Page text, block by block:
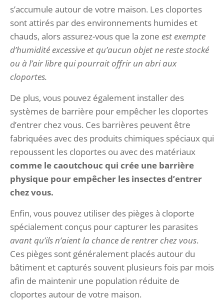
s’accumule autour de votre maison. Les cloportes
sont attirés par des environnements humides et
chauds, alors assurez-vous que la zone est exempte
d’humidité excessive et qu’aucun objet ne reste stocké
ou à l’air libre qui pourrait offrir un abri aux
cloportes.
De plus, vous pouvez également installer des
systèmes de barrière pour empêcher les cloportes
d’entrer chez vous. Ces barrières peuvent être
fabriquées avec des produits chimiques spéciaux qui
repoussent les cloportes ou avec des matériaux
comme le caoutchouc qui crée une barrière
physique pour empêcher les insectes d’entrer
chez vous.
Enfin, vous pouvez utiliser des pièges à cloporte
spécialement conçus pour capturer les parasites
avant qu’ils n’aient la chance de rentrer chez vous.
Ces pièges sont généralement placés autour du
bâtiment et capturés souvent plusieurs fois par mois
afin de maintenir une population réduite de
cloportes autour de votre maison.